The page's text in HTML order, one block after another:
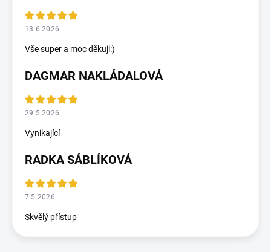
13.6.2026
Vše super a moc děkuji:)
DAGMAR NAKLÁDALOVÁ
29.5.2026
Vynikající
RADKA SÁBLÍKOVÁ
7.5.2026
Skvělý přístup